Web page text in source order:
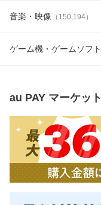
音楽・映像 （ 150,194）
ゲーム機・ゲームソフト
au PAY マーケット